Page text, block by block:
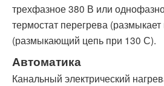
трехфазное 380 В или
термостат перегрева
(размыкающий цепь при 130 С).
Автоматика
Канальный электрический